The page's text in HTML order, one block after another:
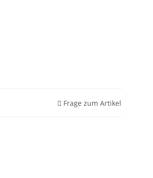
Frage zum Artikel